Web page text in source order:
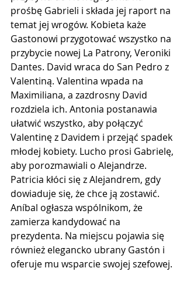
prośbę Gabrieli i składa jej raport na
temat jej wrogów. Kobieta każe
Gastonowi przygotować wszystko na
przybycie nowej La Patrony, Veroniki
Dantes. David wraca do San Pedro z
Valentiną. Valentina wpada na
Maximiliana, a zazdrosny David
rozdziela ich. Antonia postanawia
ułatwić wszystko, aby połączyć
Valentinę z Davidem i przejąć spadek
młodej kobiety. Lucho prosi Gabrielę,
aby porozmawiali o Alejandrze.
Patricia kłóci się z Alejandrem, gdy
dowiaduje się, że chce ją zostawić.
Aníbal ogłasza wspólnikom, że
zamierza kandydować na
prezydenta. Na miejscu pojawia się
również elegancko ubrany Gastón i
oferuje mu wsparcie swojej szefowej.